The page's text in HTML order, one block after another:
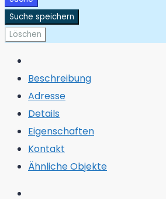
Suche speichern
Löschen
Beschreibung
Adresse
Details
Eigenschaften
Kontakt
Ähnliche Objekte